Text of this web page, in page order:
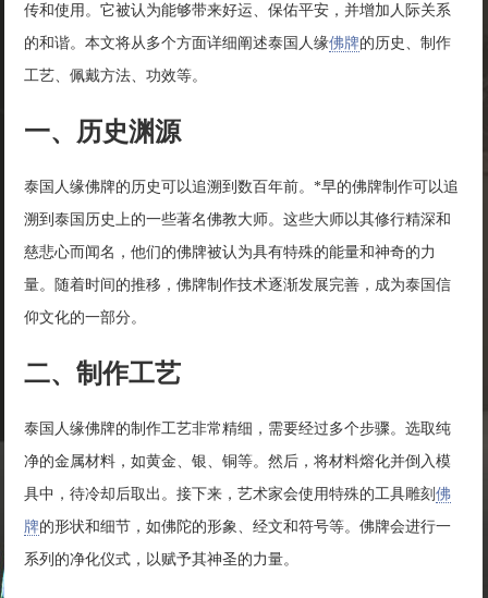
传和使用。它被认为能够带来好运、保佑平安，并增加人际关系
的和谐。本文将从多个方面详细阐述泰国人缘佛牌的历史、制作
工艺、佩戴方法、功效等。
一、历史渊源
泰国人缘佛牌的历史可以追溯到数百年前。*早的佛牌制作可以追
溯到泰国历史上的一些著名佛教大师。这些大师以其修行精深和
慈悲心而闻名，他们的佛牌被认为具有特殊的能量和神奇的力
量。随着时间的推移，佛牌制作技术逐渐发展完善，成为泰国信
仰文化的一部分。
二、制作工艺
泰国人缘佛牌的制作工艺非常精细，需要经过多个步骤。选取纯
净的金属材料，如黄金、银、铜等。然后，将材料熔化并倒入模
具中，待冷却后取出。接下来，艺术家会使用特殊的工具雕刻佛
牌的形状和细节，如佛陀的形象、经文和符号等。佛牌会进行一
系列的净化仪式，以赋予其神圣的力量。